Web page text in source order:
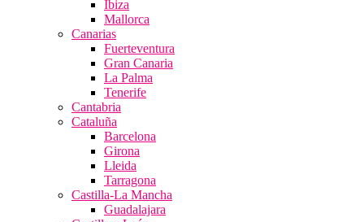
Ibiza
Mallorca
Canarias
Fuerteventura
Gran Canaria
La Palma
Tenerife
Cantabria
Cataluña
Barcelona
Girona
Lleida
Tarragona
Castilla-La Mancha
Guadalajara